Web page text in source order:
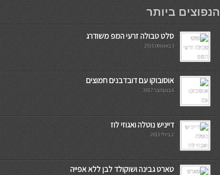
мостбет кг
הנפוצים ביותר
סלט טבולה זרעי המפ משודרג
3 באוגוסט 2015
אוסובוקו עם דובדבנים חמוצים
6 בנובמבר 2017
דייניש נוטלה ואגוזי לוז
2 ביולי 2013
טארט גבינה ושוקולד לבן ללא אפייה